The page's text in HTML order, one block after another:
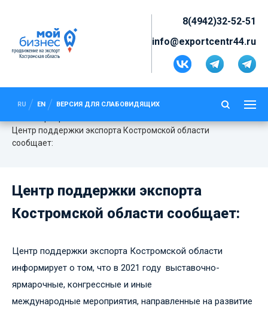
8(4942)32-52-51
info@exportcentr44.ru
RU EN ВЕРСИЯ ДЛЯ СЛАБОВИДЯЩИХ
ЦЕНТР ПОДДЕРЖКИ ЭКСПОРТА
КОСТРОМСКОЙ ОБЛАСТИ
СООБЩАЕТ:
Центр поддержки экспорта Костромской области
сообщает:
Центр поддержки экспорта
Костромской области сообщает:
Центр поддержки экспорта Костромской области
информирует о том, что в 2021 году выставочно-
ярмарочные, конгрессные и иные
международные мероприятия, направленные на развитие